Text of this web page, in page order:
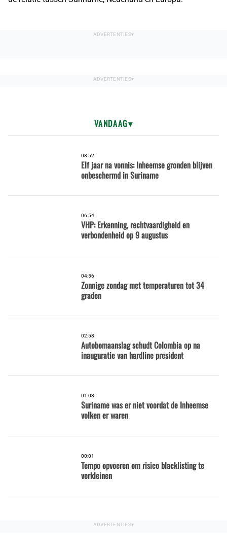
VANDAAG
08:52
Elf jaar na vonnis: Inheemse gronden blijven
onbeschermd in Suriname
06:54
VHP: Erkenning, rechtvaardigheid en
verbondenheid op 9 augustus
04:56
Zonnige zondag met temperaturen tot 34
graden
02:58
Autobomaanslag schudt Colombia op na
inauguratie van hardline president
01:03
Suriname was er niet voordat de Inheemse
volken er waren
00:01
Tempo opvoeren om risico blacklisting te
verkleinen